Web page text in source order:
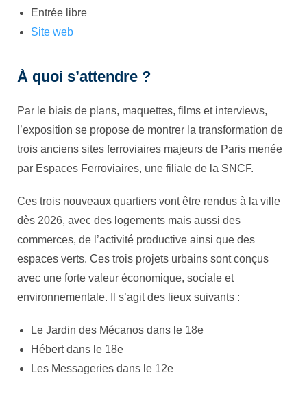
Entrée libre
Site web
À quoi s’attendre ?
Par le biais de plans, maquettes, films et interviews,
l’exposition se propose de montrer la transformation de
trois anciens sites ferroviaires majeurs de Paris menée
par Espaces Ferroviaires, une filiale de la SNCF.
Ces trois nouveaux quartiers vont être rendus à la ville
dès 2026, avec des logements mais aussi des
commerces, de l’activité productive ainsi que des
espaces verts. Ces trois projets urbains sont conçus
avec une forte valeur économique, sociale et
environnementale. Il s’agit des lieux suivants :
Le Jardin des Mécanos dans le 18e
Hébert dans le 18e
Les Messageries dans le 12e